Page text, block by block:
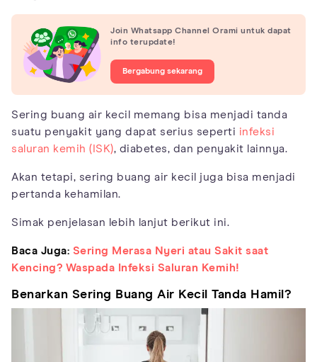
Join Whatsapp Channel Orami untuk dapat
info terupdate!
Bergabung sekarang
Sering buang air kecil memang bisa menjadi tanda
suatu penyakit yang dapat serius seperti infeksi
saluran kemih (ISK), diabetes, dan penyakit lainnya.
Akan tetapi, sering buang air kecil juga bisa menjadi
pertanda kehamilan.
Simak penjelasan lebih lanjut berikut ini.
Baca Juga: Sering Merasa Nyeri atau Sakit saat
Kencing? Waspada Infeksi Saluran Kemih!
Benarkan Sering Buang Air Kecil Tanda Hamil?